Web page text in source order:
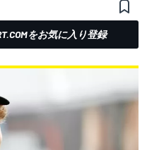
をお気に入り登録